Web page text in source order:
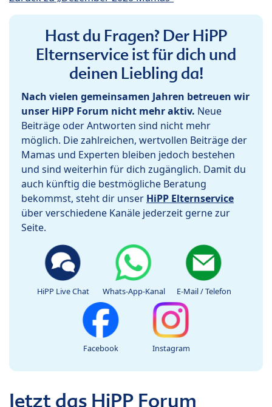
Hast du Fragen? Der HiPP
Elternservice ist für dich und
deinen Liebling da!
Nach vielen gemeinsamen Jahren betreuen wir
unser HiPP Forum nicht mehr aktiv. Neue
Beiträge oder Antworten sind nicht mehr
möglich. Die zahlreichen, wertvollen Beiträge der
Mamas und Experten bleiben jedoch bestehen
und sind weiterhin für dich zugänglich. Damit du
auch künftig die bestmögliche Beratung
bekommst, steht dir unser HiPP Elternservice
über verschiedene Kanäle jederzeit gerne zur
Seite.
HiPP Live Chat Whats-App-Kanal E-Mail / Telefon
Facebook Instagram
Jetzt das HiPP Forum